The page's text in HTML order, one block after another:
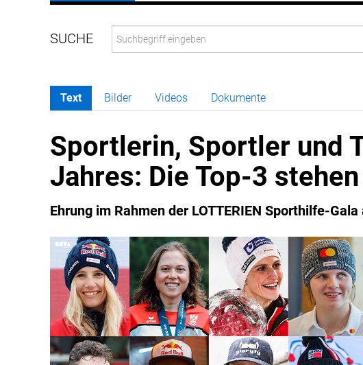
Text Bilder Videos Dokumente
Sportlerin, Sportler und
Jahres: Die Top-3
Ehrung im Rahmen der LOTTERIEN Sporthilfe-